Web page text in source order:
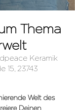
Thema
Keramik
15, 23743
Welt des
Deinen